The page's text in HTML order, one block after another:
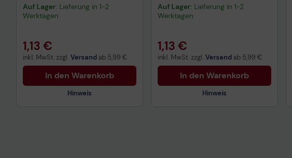
Auf Lager: Lieferung in 1-2
Werktagen
1,13 €
inkl. MwSt. zzgl. Versand ab 5,99 €
In den Warenkorb
Hinweis
Auf Lager: Lieferung in 1-2
Werktagen
1,13 €
inkl. MwSt. zzgl. Versand ab 5,99 €
In den Warenkorb
Hinweis